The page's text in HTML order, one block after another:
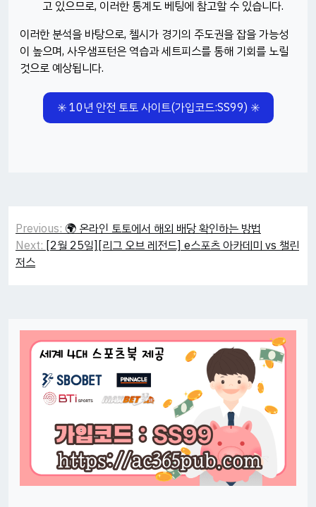
고 있으므로, 이러한 통계도 베팅에 참고할 수 있습니다.
이러한 분석을 바탕으로, 첼시가 경기의 주도권을 잡을 가능성
이 높으며, 사우샘프턴은 역습과 세트피스를 통해 기회를 노릴
것으로 예상됩니다.
✳️ 10년 안전 토토 사이트(가입코드:SS99) ✳️
Post
navigation
Previous:🌍 온라인 토토에서 해외 배당 확인하는 방법
Next: [2월 25일][리그 오브 레전드] e스포츠 아카데미 vs 챌린
저스